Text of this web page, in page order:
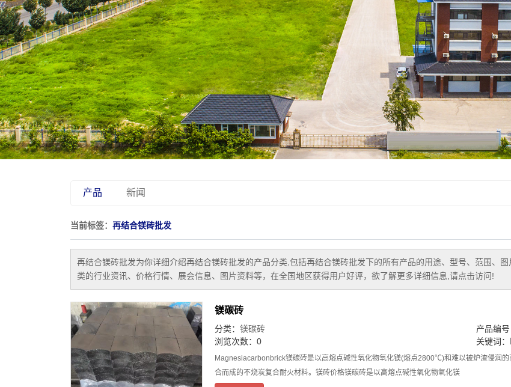
产品 新闻
当前标签： 再结合镁砖批发
再结合镁砖批发为你详细介绍再结合镁砖批发的产品分类,包括再结合镁砖批发下的所有产品的用途、型号、范围、
类的行业资讯、价格行情、展会信息、图片资料等，在全国地区获得用户好评，欲了解更多详细信息,请点击访问!
镁碳砖
分类： 镁碳砖
产品编
浏览次数：0
关键词：
Magnesiacarbonbrick镁碳砖是以高熔点碱性氧化物氧化镁(熔点2800℃)和难以被炉渣侵润
合而成的不烧炭复合耐火材料。镁砖价格镁碳砖是以高熔点碱性氧化物氧化镁